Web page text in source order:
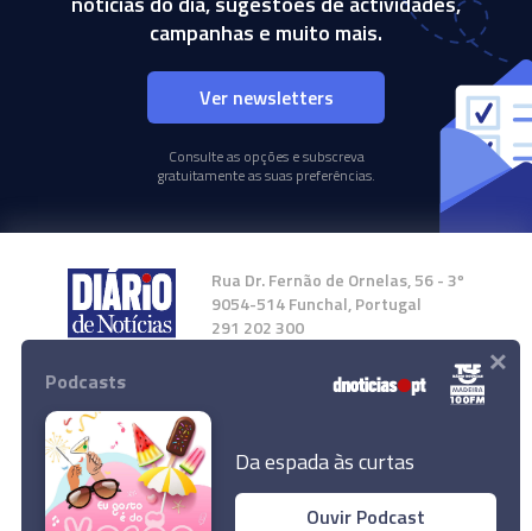
campanhas e muito mais.
Ver newsletters
Consulte as opções e subscreva
gratuitamente as suas preferências.
Rua Dr. Fernão de Ornelas, 56 - 3º
9054-514 Funchal, Portugal
291 202 300
Instale a nossa App
Podcasts
Da espada às curtas
Ouvir Podcast
×